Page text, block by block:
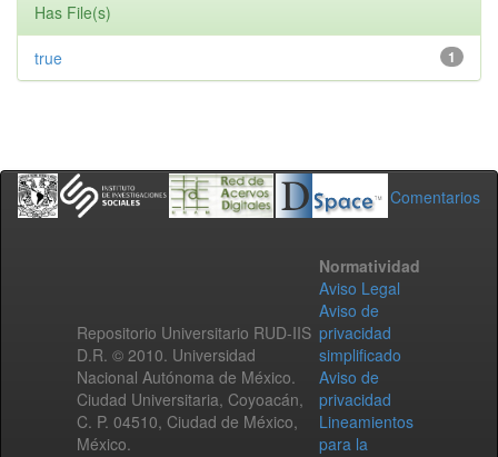
Has File(s)
1
true
Comentarios
Repositorio Universitario RUD-IIS
D.R. © 2010. Universidad
Nacional Autónoma de México.
Ciudad Universitaria, Coyoacán,
C. P. 04510, Ciudad de México,
México.
Normatividad
Aviso Legal
Aviso de
privacidad
simplificado
Aviso de
privacidad
Lineamientos
para la